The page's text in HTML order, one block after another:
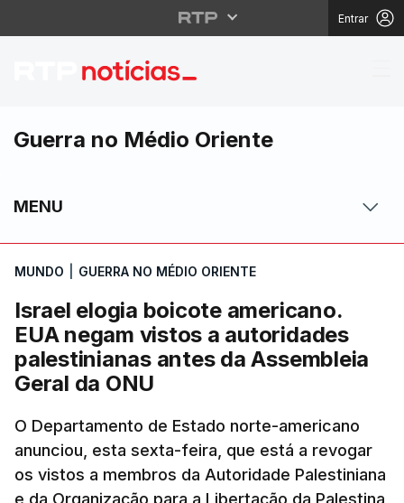
Entrar
Israel elogia boicote
Guerra no Médio Oriente
MENU
MUNDO GUERRA NO MÉDIO ORIENTE
Israel elogia boicote americano.
EUA negam vistos a autoridades
palestinianas antes da Assembleia
Geral da ONU
O Departamento de Estado norte-americano
anunciou, esta sexta-feira, que está a revogar
os vistos a membros da Autoridade Palestiniana
e da Organização para a Libertação da Palestina